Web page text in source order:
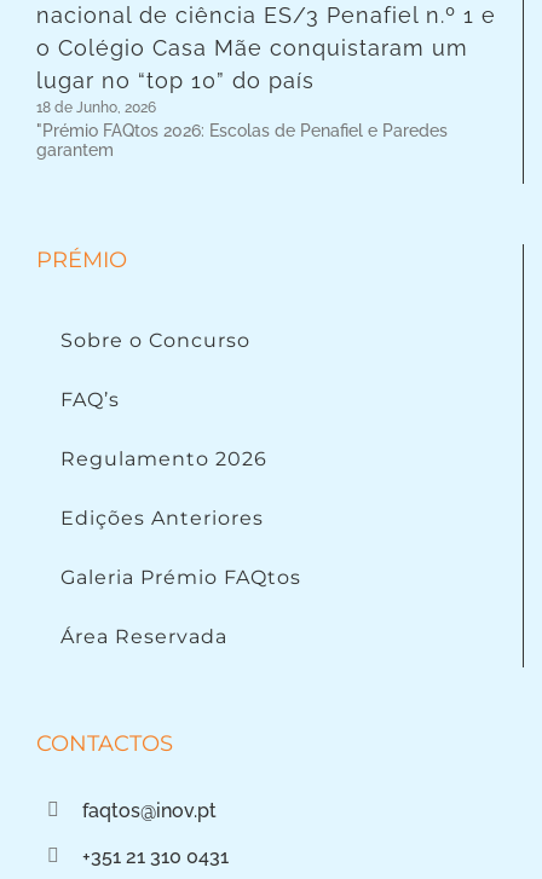
nacional de ciência ES/3 Penafiel n.º 1 e
o Colégio Casa Mãe conquistaram um
lugar no “top 10” do país
18 de Junho, 2026
"Prémio FAQtos 2026: Escolas de Penafiel e Paredes
garantem
PRÉMIO
Sobre o Concurso
FAQ’s
Regulamento 2026
Edições Anteriores
Galeria Prémio FAQtos
Área Reservada
CONTACTOS
faqtos@inov.pt
+351 21 310 0431